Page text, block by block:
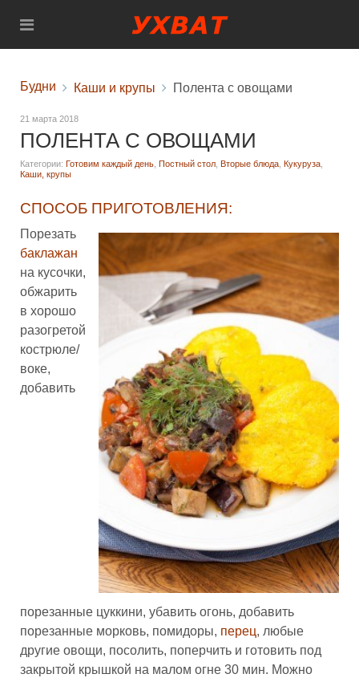
Будни Каши и крупы Полента с овощами
21 марта 2018
ПОЛЕНТА С ОВОЩАМИ
Категории: Готовим каждый день Постный стол Вторые блюда Кукуруза
Каши, крупы
СПОСОБ ПРИГОТОВЛЕНИЯ:
Порезать
баклажан
на кусочки,
обжарить
в хорошо
разогретой
кострюле/
воке,
добавить
порезанные цуккини, убавить огонь, добавить
порезанные морковь, помидоры, перец, любые
другие овощи, посолить, поперчить и готовить под
закрытой крышкой на малом огне 30 мин. Можно